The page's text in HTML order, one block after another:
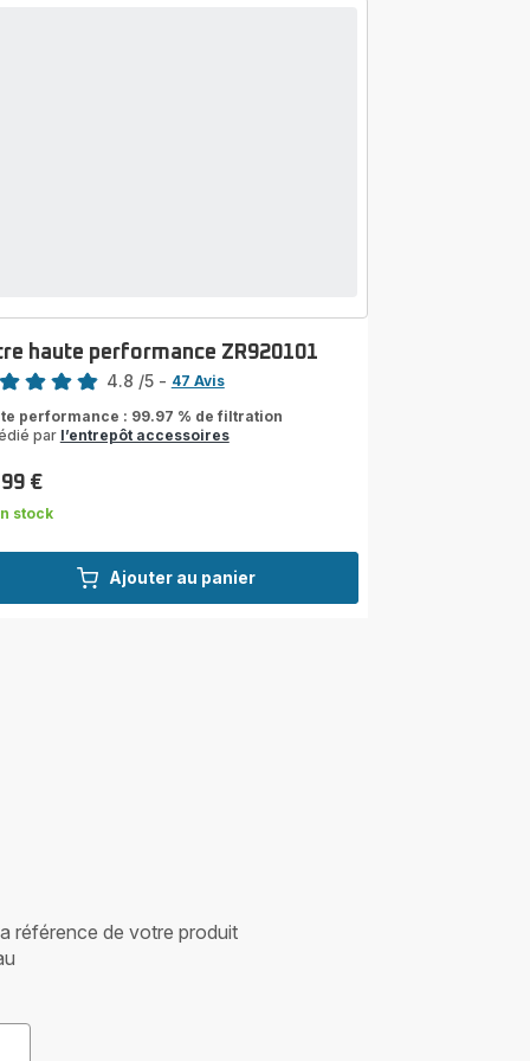
Ajouter au panier
haute performance ZR920101
4.8 /5 - 47 Avis
performance : 99.97 % de filtration
par l’entrepôt accessoires
€
stock
référence de votre produit